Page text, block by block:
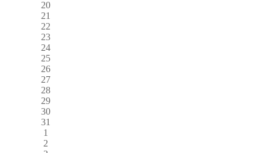
20
21
22
23
24
25
26
27
28
29
30
31
1
2